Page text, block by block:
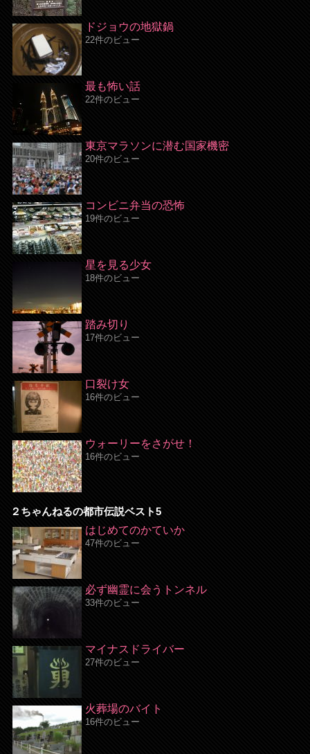
ドジョウの地獄鍋
22件のビュー
最も怖い話
22件のビュー
東京マラソンに潜む国家機密
20件のビュー
コンビニ弁当の恐怖
19件のビュー
星を見る少女
18件のビュー
踏み切り
17件のビュー
口裂け女
16件のビュー
ウォーリーをさがせ！
16件のビュー
２ちゃんねるの都市伝説ベスト5
はじめてのかていか
47件のビュー
必ず幽霊に会うトンネル
33件のビュー
マイナスドライバー
27件のビュー
火葬場のバイト
16件のビュー